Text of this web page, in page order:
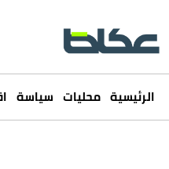
الرئيسية محليات سياسة